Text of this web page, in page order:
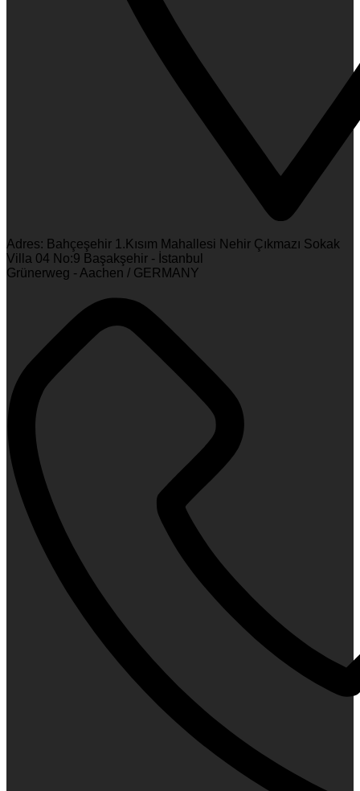
Adres: Bahçeşehir 1.Kısım Mahallesi Nehir Çıkmazı Sokak
Villa 04 No:9 Başakşehir - İstanbul
Grünerweg - Aachen / GERMANY